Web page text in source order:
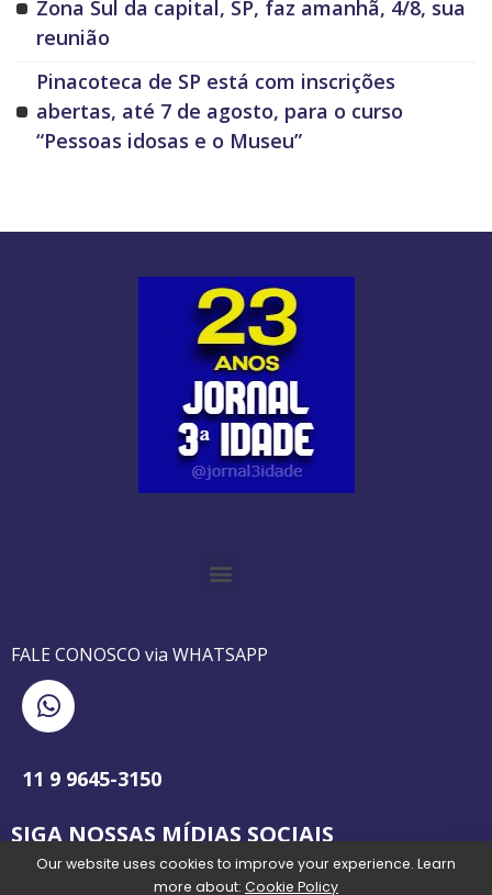
Zona Sul da capital, SP, faz amanhã, 4/8, sua
reunião
Pinacoteca de SP está com inscrições
abertas, até 7 de agosto, para o curso
“Pessoas idosas e o Museu”
FALE CONOSCO via WHATSAPP
11 9 9645-3150
SIGA NOSSAS MÍDIAS SOCIAIS
Our website uses cookies to improve your experience. Learn
more about: Cookie Policy